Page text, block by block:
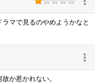
マで見るのやめようかなと
か惹かれない。